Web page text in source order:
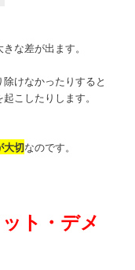
な差が出ます。
けなかったりすると
こしたりします。
大切なのです。
ト・デメ